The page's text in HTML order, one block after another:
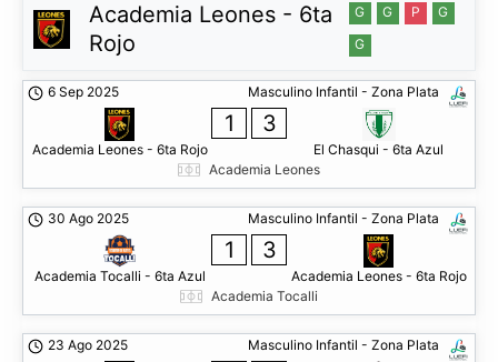
Academia Leones - 6ta
Rojo
G G P
G
G
Masculino Infantil - Zona Plata
6 Sep 2025
Academia Leones - 6ta Rojo
1 3
El Chasqui - 6ta Azul
Academia Leones
Masculino Infantil - Zona Plata
30 Ago 2025
Academia Tocalli - 6ta Azul
1 3
Academia Leones - 6ta Rojo
Academia Tocalli
Masculino Infantil - Zona Plata
23 Ago 2025